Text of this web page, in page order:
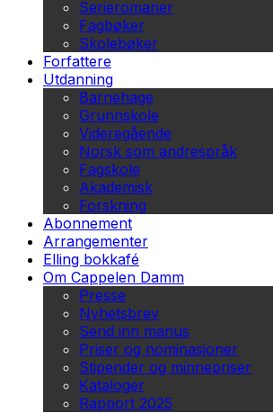
Serieromaner
Fagbøker
Skolebøker
Forfattere
Utdanning
Barnehage
Grunnskole
Videregående
Norsk som andrespråk
Fagskole
Akademisk
Forskning
Abonnement
Arrangementer
Elling bokkafé
Om Cappelen Damm
Presse
Nyhetsbrev
Send inn manus
Priser og nominasjoner
Stipender og minnepriser
Kataloger
Rapport 2025